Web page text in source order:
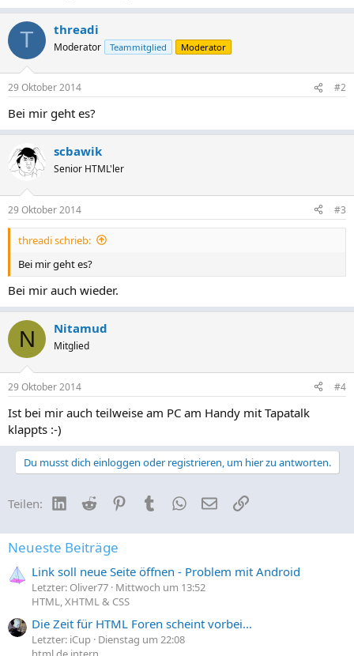
T threadi
Moderator Teammitglied Moderator
29 Oktober 2014 #2
Bei mir geht es?
scbawik
Senior HTML'ler
29 Oktober 2014 #3
threadi schrieb:
Bei mir geht es?
Bei mir auch wieder.
N Nitamud
Mitglied
29 Oktober 2014 #4
Ist bei mir auch teilweise am PC am Handy mit Tapatalk
klappts :-)
Du musst dich einloggen oder registrieren, um hier zu antworten.
Teilen: LinkedIn
Reddit PinterestTumblrWhatsApp
E-MailLink
Neueste Beiträge
Link soll neue Seite öffnen - Problem mit Android
Letzter: Oliver77 Mittwoch um 13:52
HTML, XHTML & CSS
Die Zeit für HTML Foren scheint vorbei...
Letzter: iCup Dienstag um 22:08